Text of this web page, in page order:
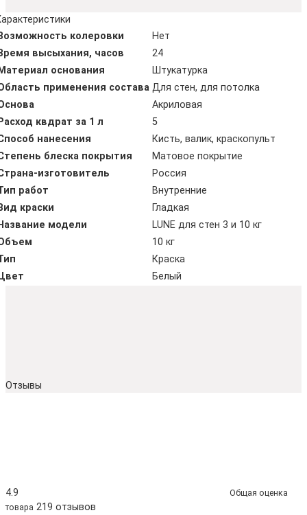
колеровки
Нет
высыхания, часов
24
основания
Штукатурка
применения состава Для стен, для потолка
Акриловая
квдрат за 1 л
5
нанесения
Кисть, валик, краскопульт
блеска покрытия
Матовое покрытие
изготовитель
Россия
работ
Внутренние
краски
Гладкая
модели
LUNE для стен 3 и 10 кг
10 кг
Краска
Белый
Отзывы
4.9
Общая оценка
товара 219 отзывов